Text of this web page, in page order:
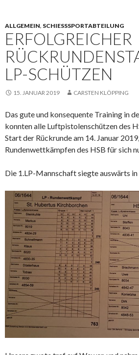
ALLGEMEIN, SCHIESSSPORTABTEILUNG
ERFOLGREICHER
LP-SCHÜTZEN
15. JANUAR 2019 CARSTEN KLÖPPING
Das gute und konsequente Training in
konnten alle Luftpistolenschützen des
Start der Rückrunde am 14. Januar
Rundenwettkämpfen des HSB für sich
Die 1.LP-Mannschaft siegte auswärts